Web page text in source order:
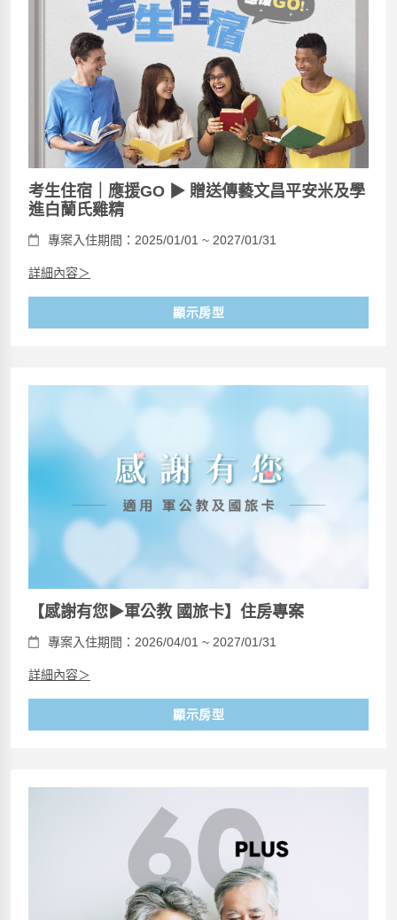
考生住宿｜應援GO ▶ 贈送傳藝文昌平安米及學
進白蘭氏雞精
專案入住期間：2025/01/01 ~ 2027/01/31
詳細內容＞
顯示房型
【感謝有您▶軍公教 國旅卡】住房專案
專案入住期間：2026/04/01 ~ 2027/01/31
詳細內容＞
顯示房型